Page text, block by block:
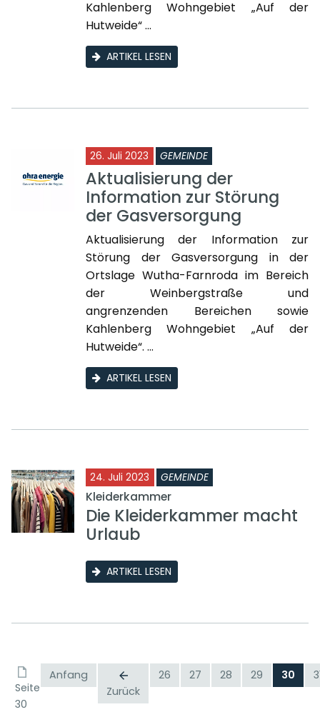
Kahlenberg Wohngebiet „Auf der
Hutweide“ ...
ARTIKEL LESEN
26. Juli 2023 GEMEINDE
Aktualisierung der
Information zur Störung
der Gasversorgung
Aktualisierung der Information zur
Störung der Gasversorgung in der
Ortslage Wutha-Farnroda im Bereich
der Weinbergstraße und
angrenzenden Bereichen sowie
Kahlenberg Wohngebiet „Auf der
Hutweide“. ...
ARTIKEL LESEN
24. Juli 2023 GEMEINDE
Kleiderkammer
Die Kleiderkammer macht
Urlaub
ARTIKEL LESEN
Seite
30
Anfang
Zurück
26 27 28 29 30